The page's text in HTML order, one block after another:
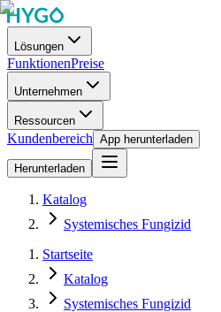
Lösungen
FunktionenPreise
Unternehmen
Ressourcen
Kundenbereich App herunterladen
Herunterladen
Katalog
Systemisches Fungizid
Startseite
Katalog
Systemisches Fungizid